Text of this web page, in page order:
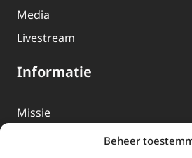
Beheer
Media
Livestream
Informatie
Missie